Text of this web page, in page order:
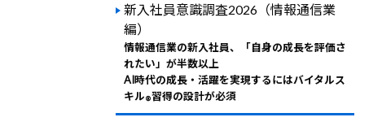
新入社員意識調査2026（情報通信業
編）
情報通信業の新入社員、「自身の成長を評価さ
れたい」が半数以上
AI時代の成長・活躍を実現するにはバイタルス
キル®習得の設計が必須